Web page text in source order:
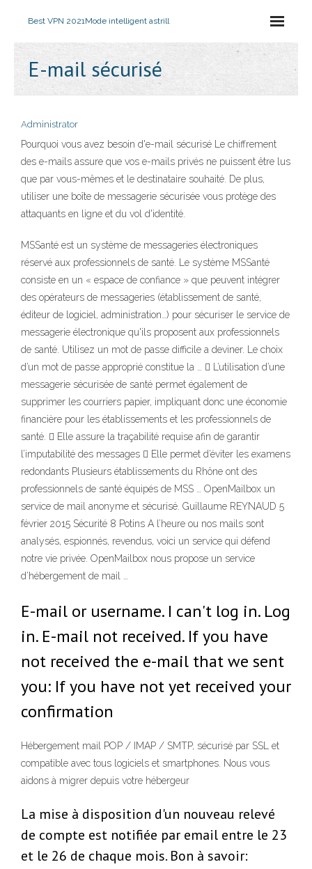
Best VPN 2021Mode intelligent astrill
E-mail sécurisé
Administrator
Pourquoi vous avez besoin d'e-mail sécurisé Le chiffrement
des e-mails assure que vos e-mails privés ne puissent être lus
que par vous-mêmes et le destinataire souhaité. De plus,
utiliser une boîte de messagerie sécurisée vous protège des
attaquants en ligne et du vol d'identité.
MSSanté est un système de messageries électroniques
réservé aux professionnels de santé. Le système MSSanté
consiste en un « espace de confiance » que peuvent intégrer
des opérateurs de messageries (établissement de santé,
éditeur de logiciel, administration…) pour sécuriser le service de
messagerie électronique qu'ils proposent aux professionnels
de santé. Utilisez un mot de passe difficile a deviner. Le choix
d’un mot de passe approprié constitue la …  L’utilisation d’une
messagerie sécurisée de santé permet également de
supprimer les courriers papier, impliquant donc une économie
financière pour les établissements et les professionnels de
santé.  Elle assure la traçabilité requise afin de garantir
l’imputabilité des messages  Elle permet d’éviter les examens
redondants Plusieurs établissements du Rhône ont des
professionnels de santé équipés de MSS … OpenMailbox un
service de mail anonyme et sécurisé. Guillaume REYNAUD 5
février 2015 Sécurité 8 Potins A l’heure ou nos mails sont
analysés, espionnés, revendus, voici un service qui défend
notre vie privée. OpenMailbox nous propose un service
d’hébergement de mail …
E-mail or username. I can't log in. Log
in. E-mail not received. If you have
not received the e-mail that we sent
you: If you have not yet received your
confirmation
Hébergement mail POP / IMAP / SMTP, sécurisé par SSL et
compatible avec tous logiciels et smartphones. Nous vous
aidons à migrer depuis votre hébergeur
La mise à disposition d'un nouveau relevé
de compte est notifiée par email entre le 23
et le 26 de chaque mois. Bon à savoir: